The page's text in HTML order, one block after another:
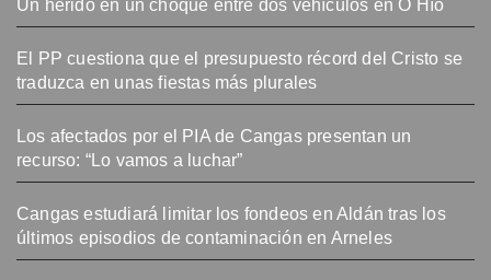
Un herido en un choque entre dos vehículos en O Hío
El PP cuestiona que el presupuesto récord del Cristo se
traduzca en unas fiestas más plurales
Los afectados por el PIA de Cangas presentan un
recurso: “Lo vamos a luchar”
Cangas estudiará limitar los fondeos en Aldán tras los
últimos episodios de contaminación en Arneles